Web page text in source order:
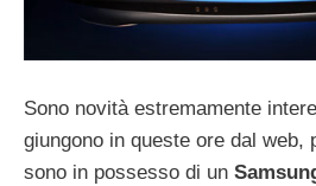
Sono novità estremamente
giungono in queste ore dal web,
sono in possesso di un